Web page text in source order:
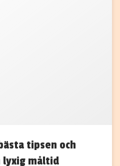
tipsen och
måltid